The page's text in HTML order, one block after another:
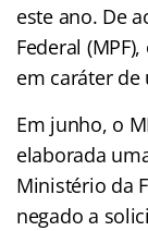
este ano. De
Federal
em caráter de
Em junho, o
elaborada
Ministério da
negado a